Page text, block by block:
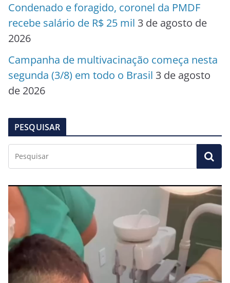
Condenado e foragido, coronel da PMDF
recebe salário de R$ 25 mil 3 de agosto de
2026
Campanha de multivacinação começa nesta
segunda (3/8) em todo o Brasil 3 de agosto
de 2026
PESQUISAR